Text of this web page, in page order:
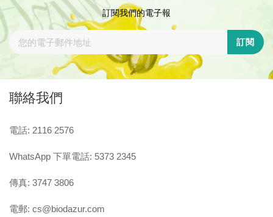
訂閱我們的電子報
訂閱
聯絡我們
電話: 2116 2576
WhatsApp 下單電話: 5373 2345
傳真: 3747 3806
電郵: cs@biodazur.com